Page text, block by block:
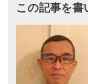
この記事を書